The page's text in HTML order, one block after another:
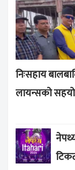
निःसहाय
लायन्सको